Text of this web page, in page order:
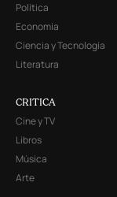
Política
Economía
Ciencia y Tecnología
Literatura
CRITICA
Cine y TV
Libros
Música
Arte